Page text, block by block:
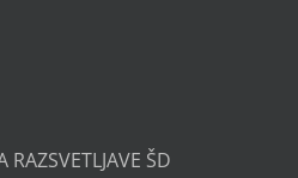
RAZSVETLJAVE ŠD